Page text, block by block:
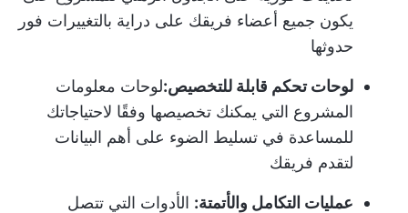
يكون جميع أعضاء فريقك على دراية بالتغييرات فور
حدوثها
لوحات تحكم قابلة للتخصيص:لوحات معلومات
المشروع التي يمكنك تخصيصها وفقًا لاحتياجاتك
للمساعدة في تسليط الضوء على أهم البيانات
لتقدم فريقك
عمليات التكامل والأتمتة: الأدوات التي تتصل